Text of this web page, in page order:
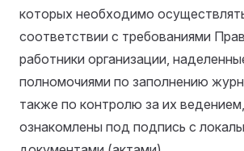
которых необходимо
соответствии с требованиями
работники организации,
полномочиями по заполнению
также по контролю за их
ознакомлены под подпись с